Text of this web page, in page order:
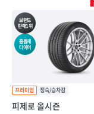
브랜드
판매1위
흡음재
타이어
피제로 올시즌